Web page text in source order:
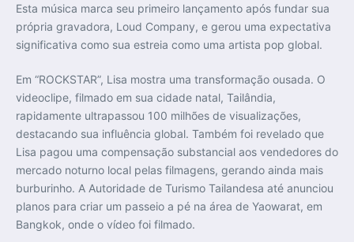
Esta música marca seu primeiro lançamento após fundar sua
própria gravadora, Loud Company, e gerou uma expectativa
significativa como sua estreia como uma artista pop global.
Em “ROCKSTAR”, Lisa mostra uma transformação ousada. O
videoclipe, filmado em sua cidade natal, Tailândia,
rapidamente ultrapassou 100 milhões de visualizações,
destacando sua influência global. Também foi revelado que
Lisa pagou uma compensação substancial aos vendedores do
mercado noturno local pelas filmagens, gerando ainda mais
burburinho. A Autoridade de Turismo Tailandesa até anunciou
planos para criar um passeio a pé na área de Yaowarat, em
Bangkok, onde o vídeo foi filmado.